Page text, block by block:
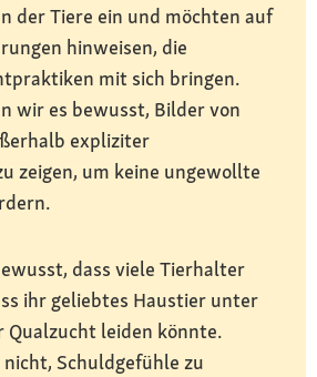
der Tiere ein und möchten auf
hinweisen, die
mit sich bringen.
wir es bewusst, Bilder von
expliziter
zeigen, um keine ungewollte
dass viele Tierhalter
ihr geliebtes Haustier unter
Qualzucht leiden könnte.
Schuldgefühle zu